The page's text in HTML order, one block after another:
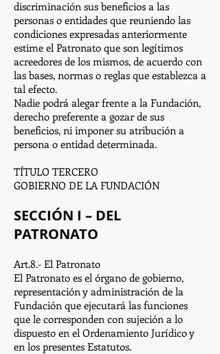
discriminación sus beneficios a las
personas o entidades que reuniendo las
condiciones expresadas anteriormente
estime el Patronato que son legítimos
acreedores de los mismos, de acuerdo con
las bases, normas o reglas que establezca a
tal efecto.
Nadie podrá alegar frente a la Fundación,
derecho preferente a gozar de sus
beneficios, ni imponer su atribución a
persona o entidad determinada.
TÍTULO TERCERO
GOBIERNO DE LA FUNDACIÓN
SECCIÓN I – DEL
PATRONATO
Art.8.- El Patronato
El Patronato es el órgano de gobierno,
representación y administración de la
Fundación que ejecutará las funciones
que le corresponden con sujeción a lo
dispuesto en el Ordenamiento Jurídico y
en los presentes Estatutos.